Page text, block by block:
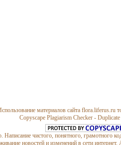
материалов сайта flora.liferus.ru
Copyscape Plagiarism Checker -
чистого, понятного, грамотного
новостей и изменений в сети